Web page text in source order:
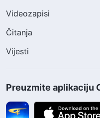
Videozapisi
Čitanja
Vijesti
Preuzmite aplikaciju